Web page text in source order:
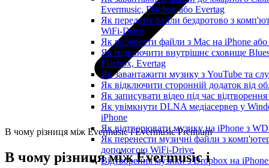
Evermusic, Flacbox або Evertag
Як передати файли бездротово з
WiFi-Drive
Як перенести файли з Mac на iPhone
Як підключити внутрішнє сховище
Flacbox, Evertag
Як завантажити музику з YouTube та
Як відключити сторонній додаток від
Як записувати відео під час
Як увімкнути DLNA медіасервер у
iPhone
Як відтворювати музику на iPhone з
Як перенести музичні файли з
допомогою WiFi-Drive
Відтворення музики з Dropbox на
В чому різниця між Evermusic і Evermusic Premium
В чому різниця між Evermusic і